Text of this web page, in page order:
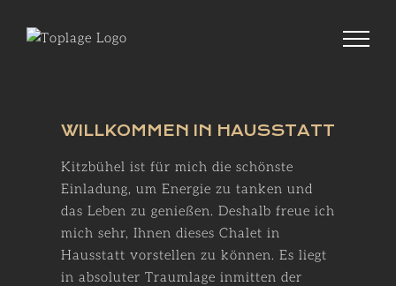
Inhalt
WILLKOMMEN IN HAUSSTATT
Kitzbühel ist für mich die schönste
Einladung, um Energie zu tanken und
das Leben zu genießen. Deshalb freue ich
mich sehr, Ihnen dieses Chalet in
Hausstatt vorstellen zu können. Es liegt
in absoluter Traumlage inmitten der